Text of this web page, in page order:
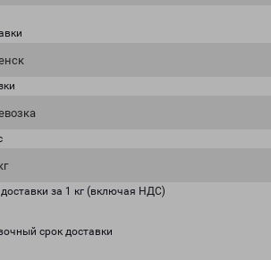
за 1 кг (включая НДС)
срок доставки